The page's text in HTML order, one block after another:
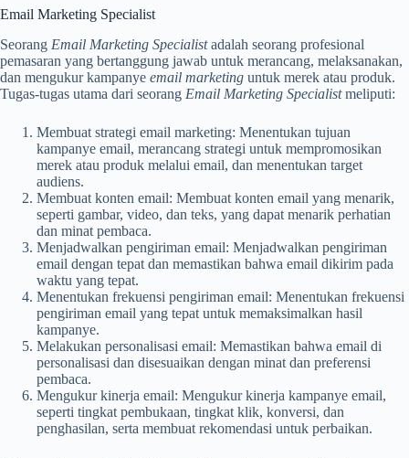
Email Marketing Specialist
Seorang Email Marketing Specialistadalah seorang profesional
pemasaran yang bertanggung jawab untuk merancang, melaksanakan,
dan mengukur kampanye email marketing untuk merek atau produk.
Tugas-tugas utama dari seorang Email Marketing Specialistmeliputi:
Membuat strategi email marketing: Menentukan tujuan
kampanye email, merancang strategi untuk mempromosikan
merek atau produk melalui email, dan menentukan target
audiens.
Membuat konten email: Membuat konten email yang menarik,
seperti gambar, video, dan teks, yang dapat menarik perhatian
dan minat pembaca.
Menjadwalkan pengiriman email: Menjadwalkan pengiriman
email dengan tepat dan memastikan bahwa email dikirim pada
waktu yang tepat.
Menentukan frekuensi pengiriman email: Menentukan frekuensi
pengiriman email yang tepat untuk memaksimalkan hasil
kampanye.
Melakukan personalisasi email: Memastikan bahwa email di
personalisasi dan disesuaikan dengan minat dan preferensi
pembaca.
Mengukur kinerja email: Mengukur kinerja kampanye email,
seperti tingkat pembukaan, tingkat klik, konversi, dan
penghasilan, serta membuat rekomendasi untuk perbaikan.